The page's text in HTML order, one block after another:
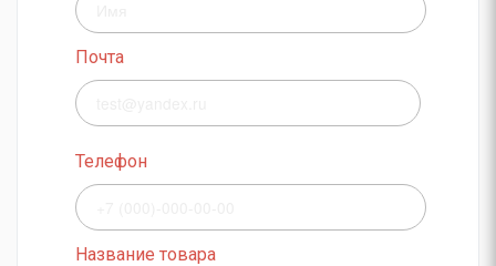
Почта
Телефон
Название товара